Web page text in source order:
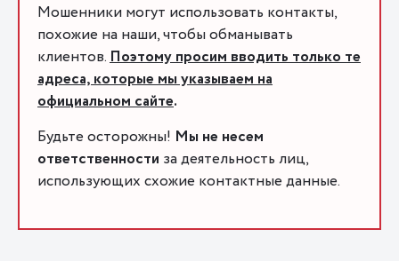
Мошенники могут использовать контакты,
похожие на наши, чтобы обманывать
клиентов.Поэтому просим вводить только те
адреса, которые мы указываем на
официальном сайте.
Будьте осторожны! Мы не несем
ответственности за деятельность лиц,
использующих схожие контактные данные.